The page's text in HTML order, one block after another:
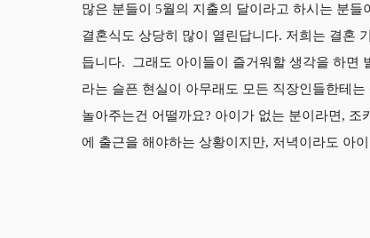
많은 분들이 5월의 지출의 달이라고 하시는 분
결혼식도 상당히 많이 열린답니다. 저희는 결혼
듭니다.
그래도 아이들이 즐거워할 생각을 하면
라는 슬픈 현실이 아무래도 모든 직장인들한테
놀아주는건 어떨까요? 아이가 없는 분이라면,
에 출근을 해야하는 상황이지만, 저녁이라도 아